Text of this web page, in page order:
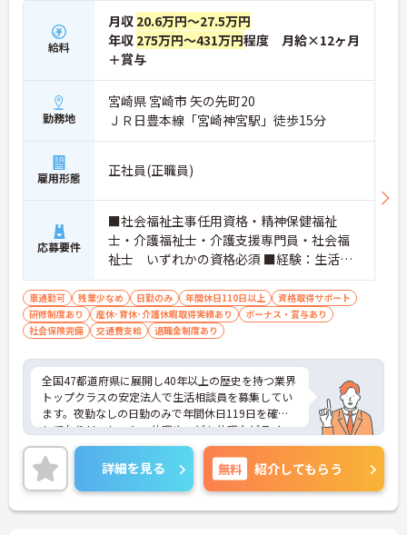
給料
月収 20.6万円～27.5万円
年収 275万円～431万円程度 月給×12ヶ月
＋賞与
勤務地
宮崎県 宮崎市 矢の先町20
ＪＲ日豊本線「宮崎神宮駅」徒歩15分
雇用形態 正社員(正職員)
応募要件
■社会福祉主事任用資格・精神保健福祉
士・介護福祉士・介護支援専門員・社会福
祉士 いずれかの資格必須 ■経験：生活相
談員業務の実務経験3年以上 必須
車通勤可 残業少なめ 日勤のみ 年間休日110日以上
資格取得サポート
研修制度あり
産休･育休･介護休暇取得実績あり
ボーナス・賞与あり
社会保険完備
交通費支給 退職金制度あり
全国47都道府県に展開し40年以上の歴史を持つ業界
トップクラスの安定法人で生活相談員を募集してい
ます。夜勤なしの日勤のみで年間休日119日を確保
しておりリフレッシュ休暇やこども休暇などライフ
ステージに合わせた働き方が可能です。処遇改善手
当の全額還元や実績最大105万円の賞与に加え配偶
者1万円などの手厚い扶養手当をご用意しています。
独自の福利厚生制度によるお祝い金や宿泊費補助な
どスタッフの生活を支える制度も充実しています。
詳細を見る 無料 紹介してもらう